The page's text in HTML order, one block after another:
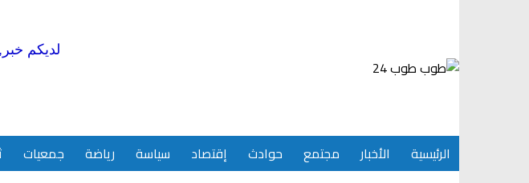
لديكم
الرئيسية الأخبار مجتمع حوادث إقتصاد سياسة رياضة جمعيات